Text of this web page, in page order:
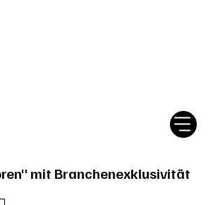
mit Branchenexklusivität